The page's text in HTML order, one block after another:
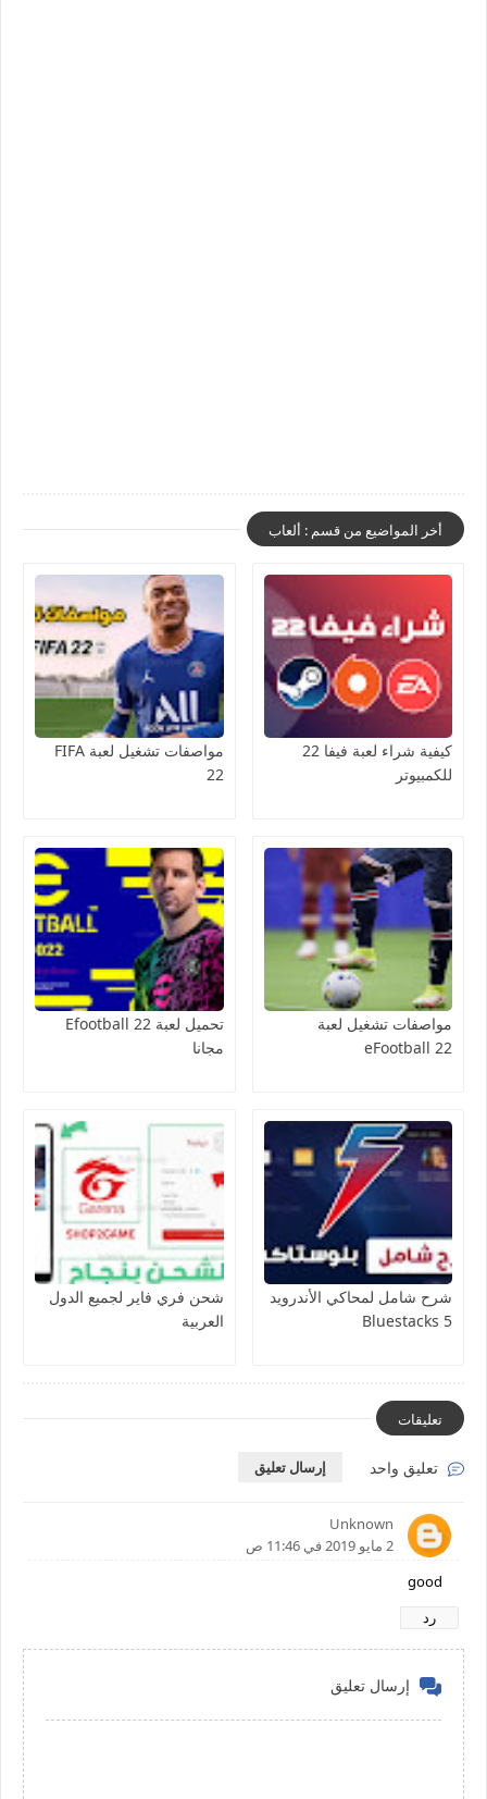
أخر المواضيع من قسم : ألعاب
كيفية شراء لعبة فيفا 22
للكمبيوتر
مواصفات تشغيل لعبة FIFA
22
مواصفات تشغيل لعبة
eFootball 22
تحميل لعبة Efootball 22
مجانا
شرح شامل لمحاكي الأندرويد
Bluestacks 5
شحن فري فاير لجميع الدول
العربية
تعليقات
تعليق واحد إرسال تعليق
Unknown
2 مايو 2019 في 11:46 ص
good
رد
إرسال تعليق